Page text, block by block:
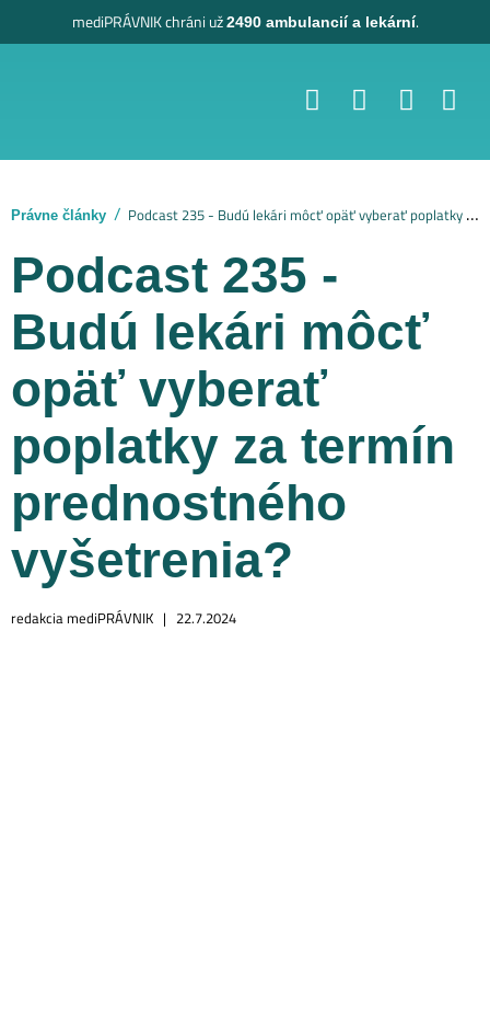
mediPRÁVNIKchráni už2490 ambulancií a lekární.
Právne články Podcast 235 - Budú lekári môcť opäť vyberať poplatky za termín prednostného vyšetrenia?
Podcast 235 -
Budú lekári môcť
opäť vyberať
poplatky za termín
prednostného
vyšetrenia?
redakcia mediPRÁVNIK | 22.7.2024